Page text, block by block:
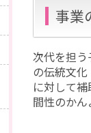
事業
次代を担
の伝統文
に対して
間性のかん